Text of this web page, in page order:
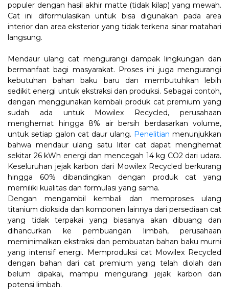
populer dengan hasil akhir matte (tidak kilap) yang mewah.
Cat ini diformulasikan untuk bisa digunakan pada area
interior dan area eksterior yang tidak terkena sinar matahari
langsung.
Mendaur ulang cat mengurangi dampak lingkungan dan
bermanfaat bagi masyarakat. Proses ini juga mengurangi
kebutuhan bahan baku baru dan membutuhkan lebih
sedikit energi untuk ekstraksi dan produksi. Sebagai contoh,
dengan menggunakan kembali produk cat premium yang
sudah ada untuk Mowilex Recycled, perusahaan
menghemat hingga 8% air bersih berdasarkan volume,
untuk setiap galon cat daur ulang. Penelitian menunjukkan
bahwa mendaur ulang satu liter cat dapat menghemat
sekitar 26 kWh energi dan mencegah 14 kg CO2 dari udara.
Keseluruhan jejak karbon dari Mowilex Recycled berkurang
hingga 60% dibandingkan dengan produk cat yang
memiliki kualitas dan formulasi yang sama.
Dengan mengambil kembali dan memproses ulang
titanium dioksida dan komponen lainnya dari persediaan cat
yang tidak terpakai yang biasanya akan dibuang dan
dihancurkan ke pembuangan limbah, perusahaan
meminimalkan ekstraksi dan pembuatan bahan baku murni
yang intensif energi. Memproduksi cat Mowilex Recycled
dengan bahan dari cat premium yang telah diolah dan
belum dipakai, mampu mengurangi jejak karbon dan
potensi limbah.